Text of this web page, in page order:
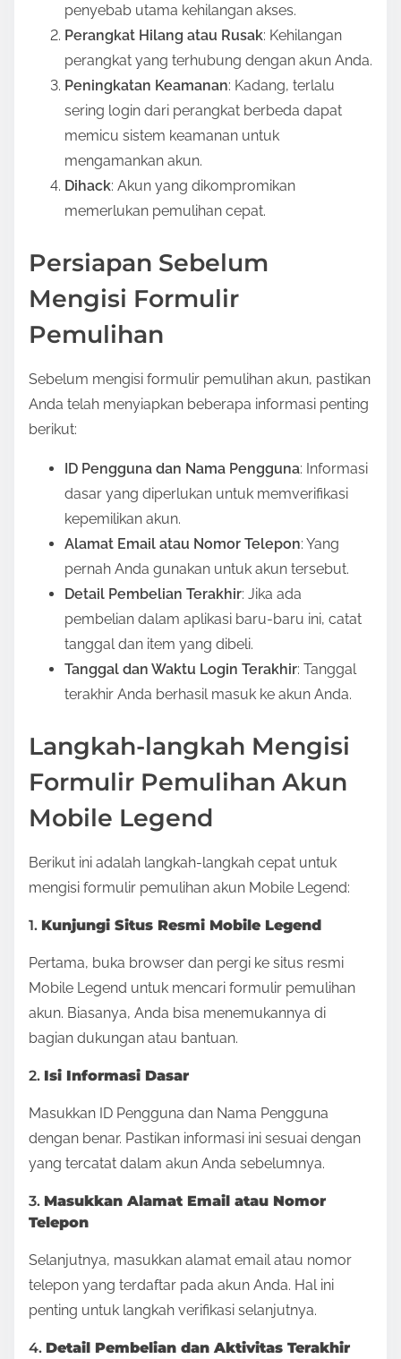
penyebab utama kehilangan akses.
Perangkat Hilang atau Rusak: Kehilangan
perangkat yang terhubung dengan akun Anda.
Peningkatan Keamanan: Kadang, terlalu
sering login dari perangkat berbeda dapat
memicu sistem keamanan untuk
mengamankan akun.
Dihack: Akun yang dikompromikan
memerlukan pemulihan cepat.
Persiapan Sebelum
Mengisi Formulir
Pemulihan
Sebelum mengisi formulir pemulihan akun, pastikan
Anda telah menyiapkan beberapa informasi penting
berikut:
ID Pengguna dan Nama Pengguna: Informasi
dasar yang diperlukan untuk memverifikasi
kepemilikan akun.
Alamat Email atau Nomor Telepon: Yang
pernah Anda gunakan untuk akun tersebut.
Detail Pembelian Terakhir: Jika ada
pembelian dalam aplikasi baru-baru ini, catat
tanggal dan item yang dibeli.
Tanggal dan Waktu Login Terakhir: Tanggal
terakhir Anda berhasil masuk ke akun Anda.
Langkah-langkah Mengisi
Formulir Pemulihan Akun
Mobile Legend
Berikut ini adalah langkah-langkah cepat untuk
mengisi formulir pemulihan akun Mobile Legend:
1. Kunjungi Situs Resmi Mobile Legend
Pertama, buka browser dan pergi ke situs resmi
Mobile Legend untuk mencari formulir pemulihan
akun. Biasanya, Anda bisa menemukannya di
bagian dukungan atau bantuan.
2. Isi Informasi Dasar
Masukkan ID Pengguna dan Nama Pengguna
dengan benar. Pastikan informasi ini sesuai dengan
yang tercatat dalam akun Anda sebelumnya.
3. Masukkan Alamat Email atau Nomor
Telepon
Selanjutnya, masukkan alamat email atau nomor
telepon yang terdaftar pada akun Anda. Hal ini
penting untuk langkah verifikasi selanjutnya.
4. Detail Pembelian dan Aktivitas Terakhir